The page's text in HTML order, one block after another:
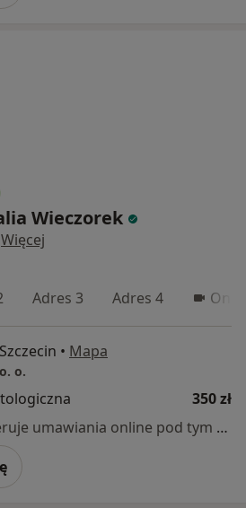
Wieczorek
Więcej
Adres 3 Adres 4
• Mapa
o.
350 zł
Specjalista nie oferuje umawiania online pod tym adresem.